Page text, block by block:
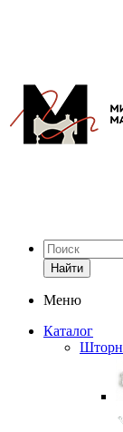
Найти
Меню
Каталог